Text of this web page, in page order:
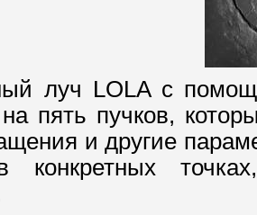
луч LOLA с
на пять пучков,
и другие
конкретных